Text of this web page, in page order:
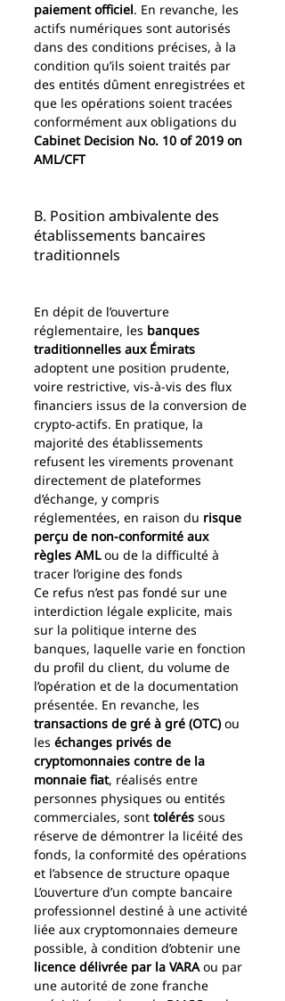
paiement officiel. En revanche, les
actifs numériques sont autorisés
dans des conditions précises, à la
condition qu’ils soient traités par
des entités dûment enregistrées et
que les opérations soient tracées
conformément aux obligations du
Cabinet Decision No. 10 of 2019 on
AML/CFT
B. Position ambivalente des
établissements bancaires
traditionnels
En dépit de l’ouverture
réglementaire, les banques
traditionnelles aux Émirats
adoptent une position prudente,
voire restrictive, vis-à-vis des flux
financiers issus de la conversion de
crypto-actifs. En pratique, la
majorité des établissements
refusent les virements provenant
directement de plateformes
d’échange, y compris
réglementées, en raison du risque
perçu de non-conformité aux
règles AML ou de la difficulté à
tracer l’origine des fonds
Ce refus n’est pas fondé sur une
interdiction légale explicite, mais
sur la politique interne des
banques, laquelle varie en fonction
du profil du client, du volume de
l’opération et de la documentation
présentée. En revanche, les
transactions de gré à gré (OTC) ou
les échanges privés de
cryptomonnaies contre de la
monnaie fiat, réalisés entre
personnes physiques ou entités
commerciales, sont tolérés sous
réserve de démontrer la licéité des
fonds, la conformité des opérations
et l’absence de structure opaque
L’ouverture d’un compte bancaire
professionnel destiné à une activité
liée aux cryptomonnaies demeure
possible, à condition d’obtenir une
licence délivrée par la VARA ou par
une autorité de zone franche